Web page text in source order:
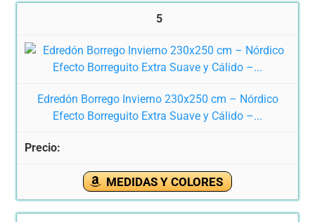
5
Edredón Borrego Invierno 230x250 cm – Nórdico
Efecto Borreguito Extra Suave y Cálido –...
MEDIDAS Y COLORES